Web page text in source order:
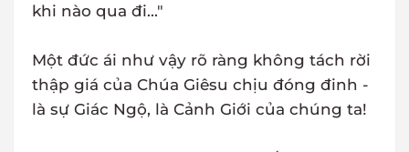
khi nào qua đi..."
Một đức ái như vậy rõ ràng không tách rời
thập giá của Chúa Giêsu chịu đóng đinh -
là sự Giác Ngộ, là Cảnh Giới của chúng ta!